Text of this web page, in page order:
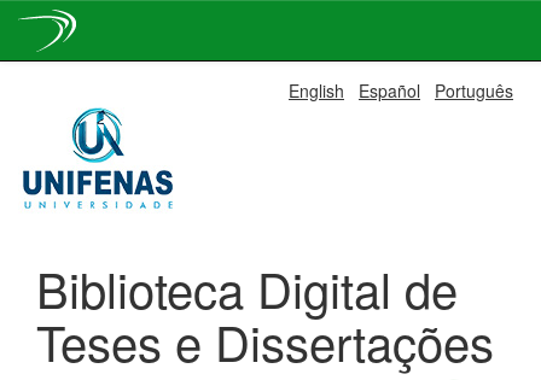
navigation
English Español Português
Biblioteca Digital de
Teses e Dissertações